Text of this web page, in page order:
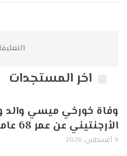
اخر المستجدات
وفاة خورخي ميسي والد
الأرجنتيني عن عمر 68 عاما
9 أغسطس, 2026